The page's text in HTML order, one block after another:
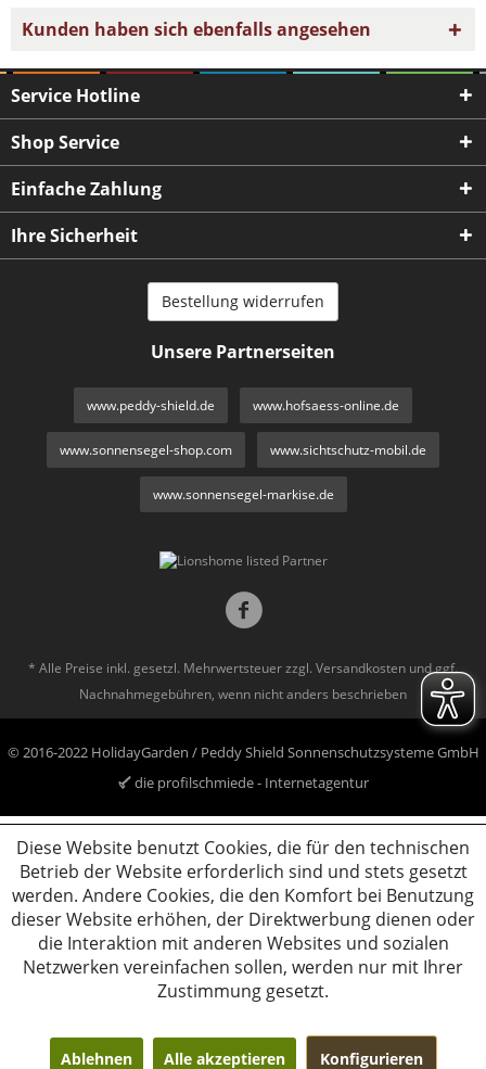
Kunden haben sich ebenfalls angesehen
Service Hotline
Shop Service
Einfache Zahlung
Ihre Sicherheit
Bestellung widerrufen
Unsere Partnerseiten
www.peddy-shield.de www.hofsaess-online.de
www.sonnensegel-shop.com www.sichtschutz-mobil.de
www.sonnensegel-markise.de
* Alle Preise inkl. gesetzl. Mehrwertsteuer zzgl. Versandkosten und ggf.
Nachnahmegebühren, wenn nicht anders beschrieben
© 2016-2022 HolidayGarden / Peddy Shield Sonnenschutzsysteme GmbH
die profilschmiede - Internetagentur
Diese Website benutzt Cookies, die für den technischen
Betrieb der Website erforderlich sind und stets gesetzt
werden. Andere Cookies, die den Komfort bei Benutzung
dieser Website erhöhen, der Direktwerbung dienen oder
die Interaktion mit anderen Websites und sozialen
Netzwerken vereinfachen sollen, werden nur mit Ihrer
Zustimmung gesetzt.
Ablehnen Alle akzeptieren Konfigurieren